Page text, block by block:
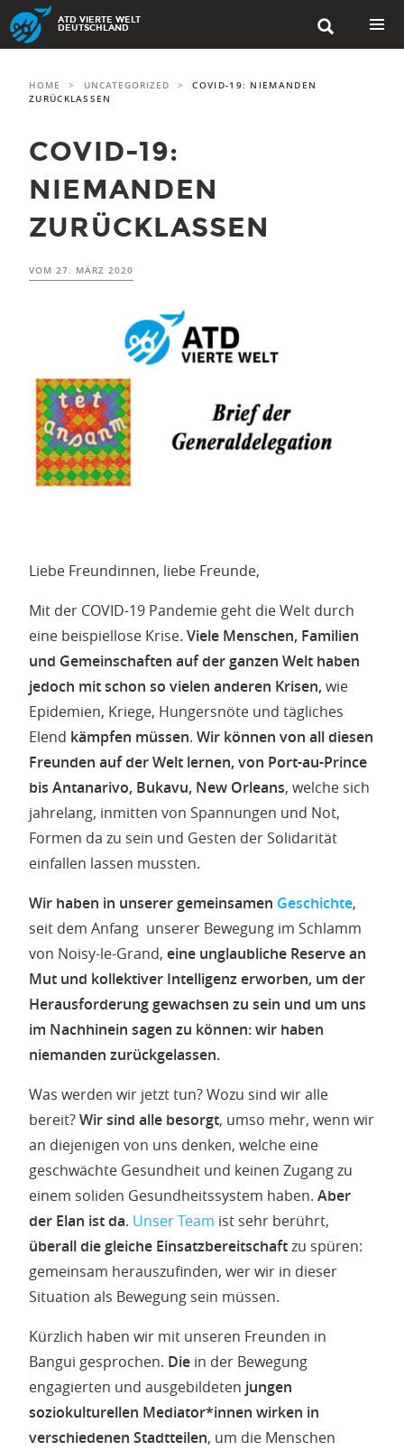
Skip to content

ATD VIERTE WELT
DEUTSCHLAND
HOME > UNCATEGORIZED >
COVID-19: NIEMANDEN
ZURÜCKLASSEN
COVID-19:
NIEMANDEN
ZURÜCKLASSEN
VOM 27. MÄRZ 2020
Liebe Freundinnen, liebe Freunde,
Mit der COVID-19 Pandemie geht die Welt durch
eine beispiellose Krise. Viele Menschen, Familien
und Gemeinschaften auf der ganzen Welt haben
jedoch mit schon so vielen anderen Krisen, wie
Epidemien, Kriege, Hungersnöte und tägliches
Elend kämpfen müssen. Wir können von all diesen
Freunden auf der Welt lernen, von Port-au-Prince
bis Antanarivo, Bukavu, New Orleans, welche sich
jahrelang, inmitten von Spannungen und Not,
Formen da zu sein und Gesten der Solidarität
einfallen lassen mussten.
Wir haben in unserer gemeinsamen Geschichte,
seit dem Anfang unserer Bewegung im Schlamm
von Noisy-le-Grand, eine unglaubliche Reserve an
Mut und kollektiver Intelligenz erworben, um der
Herausforderung gewachsen zu sein und um uns
im Nachhinein sagen zu können: wir haben
niemanden zurückgelassen.
Was werden wir jetzt tun? Wozu sind wir alle
bereit?Wir sind alle besorgt, umso mehr, wenn wir
an diejenigen von uns denken, welche eine
geschwächte Gesundheit und keinen Zugang zu
einem soliden Gesundheitssystem haben. Aber
der Elan ist da. Unser Team ist sehr berührt,
überall die gleiche Einsatzbereitschaftzu spüren:
gemeinsam herauszufinden, wer wir in dieser
Situation als Bewegung sein müssen.
Kürzlich haben wir mit unseren Freunden in
Bangui gesprochen. Die in der Bewegung
engagierten und ausgebildeten jungen
soziokulturellen Mediator*innen wirken in
verschiedenen Stadtteilen, um die Menschen